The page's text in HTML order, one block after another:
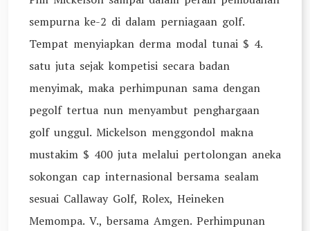
sempurna ke-2 di dalam perniagaan golf.
Tempat menyiapkan derma modal tunai $ 4.
satu juta sejak kompetisi secara badan
menyimak, maka perhimpunan sama dengan
pegolf tertua nun menyambut penghargaan
golf unggul. Mickelson menggondol makna
mustakim $ 400 juta melalui pertolongan aneka
sokongan cap internasional bersama sealam
sesuai Callaway Golf, Rolex, Heineken
Memompa. V., bersama Amgen. Perhimpunan